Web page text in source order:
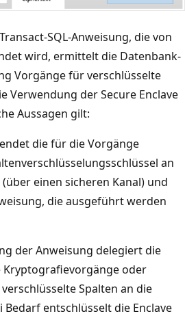
SQL-Anweisung, die von
wird, ermittelt die Datenbank-
Vorgänge für verschlüsselte
Verwendung der Secure Enclave
Aussagen gilt:
die für die Vorgänge
an
(über einen sicheren Kanal) und
die ausgeführt werden
der Anweisung delegiert die
Kryptografievorgänge oder
Spalten an die
Bedarf entschlüsselt die Enclave